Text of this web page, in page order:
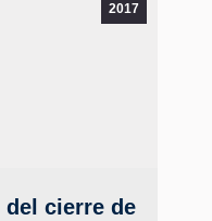
2017
del cierre de